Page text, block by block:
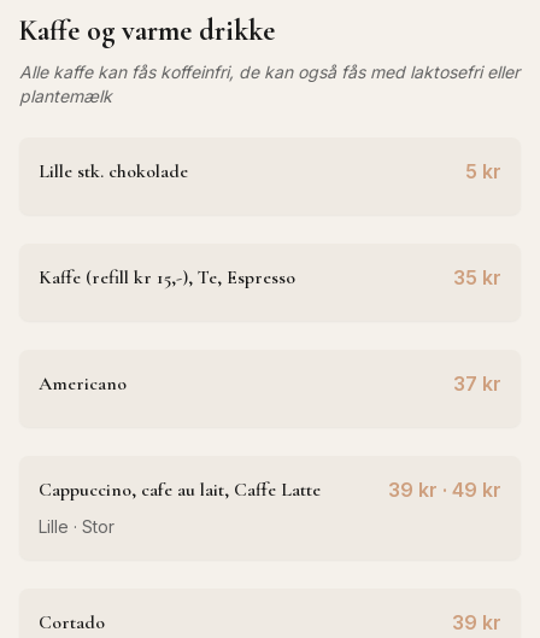
Kaffe og varme drikke
Alle kaffe kan fås koffeinfri, de kan også fås med laktosefri eller
plantemælk
Lille stk. chokolade 5 kr
Kaffe (refill kr 15,-), Te, Espresso 35 kr
Americano 37 kr
Cappuccino, cafe au lait, Caffe Latte 39 kr · 49 kr
Lille · Stor
Cortado 39 kr